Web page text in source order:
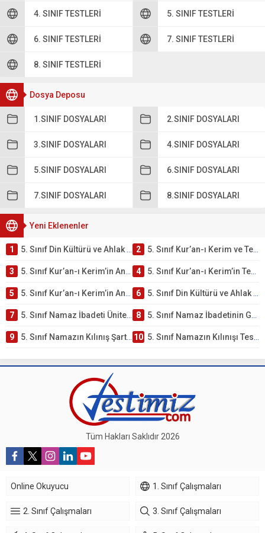
4. SINIF TESTLERI 5. SINIF TESTLERI
6. SINIF TESTLERI 7. SINIF TESTLERI
8. SINIF TESTLERI
Dosya Deposu
1.SINIF DOSYALARI 2.SINIF DOSYALARI
3.SINIF DOSYALARI 4.SINIF DOSYALARI
5.SINIF DOSYALARI 6.SINIF DOSYALARI
7.SINIF DOSYALARI 8.SINIF DOSYALARI
Yeni Eklenenler
1 5. Sınıf Din Kültürü ve Ahlak Bilgisi 2. Ünite: Kur’an-ı Kerim Çalışmaları 2 5. Sınıf Kur’an-ı Kerim ve Temel Özellikleri Testi – Online Çöz
3 5. Sınıf Kur’an-ı Kerim’in Ana Konuları Testi – Online Çöz 4 5. Sınıf Kur’an-ı Kerim’in Temel Özellikleri ve Önemi Testi – Online Çöz
5 5. Sınıf Kur’an-ı Kerim’in Anlamı ve Önemi Testi – Online Çöz 6 5. Sınıf Din Kültürü ve Ahlak Bilgisi 2. Ünite: Namaz İbadeti Çalışmaları
7 5. Sınıf Namaz İbadeti Ünite Testi – Online Çöz 8 5. Sınıf Namaz İbadetinin Getirdiği Faydalar Testi
9 5. Sınıf Namazın Kılınış Şartları Testi 10 5. Sınıf Namazın Kılınışı Testi – Online Çöz
Tüm Hakları Saklıdır 2026
Online Okuyucu 1. Sınıf Çalışmaları
2. Sınıf Çalışmaları 3. Sınıf Çalışmaları